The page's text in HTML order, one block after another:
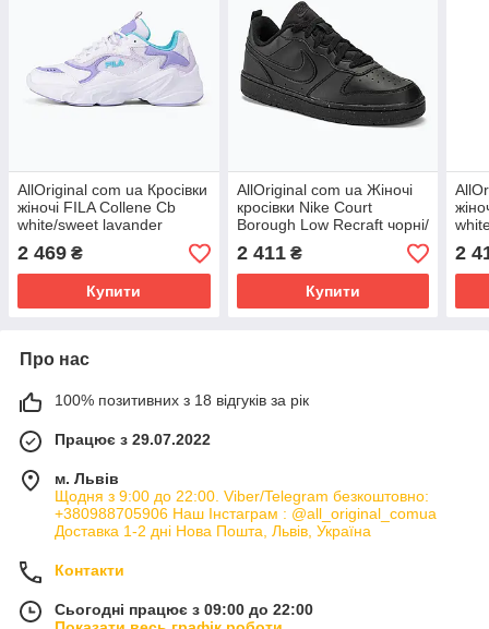
AllOriginal com ua Кросівки
жіночі FILA Collene Cb
white/sweet lavander
РОЗМІРИ ЗАПИТУЙТЕ
2 469 ₴
Купити
AllOriginal com ua Жіночі
кросівки Nike Court
Borough Low Recraft чорні/
чорні/чорні РОЗМІРИ
ЗАПИТУЙТЕ
2 411₴
Купити
2
Про нас
100% позитивних з 18 відгуків за рік
Працює з 29.07.2022
м. Львів
Щодня з 9:00 до 22:00. Viber/Telegram безкоштовно:
+380988705906 Наш Інстаграм : @all_original_comua
Доставка 1-2 дні Нова Пошта, Львів, Україна
Контакти
Сьогодні працює з 09:00 до 22:00